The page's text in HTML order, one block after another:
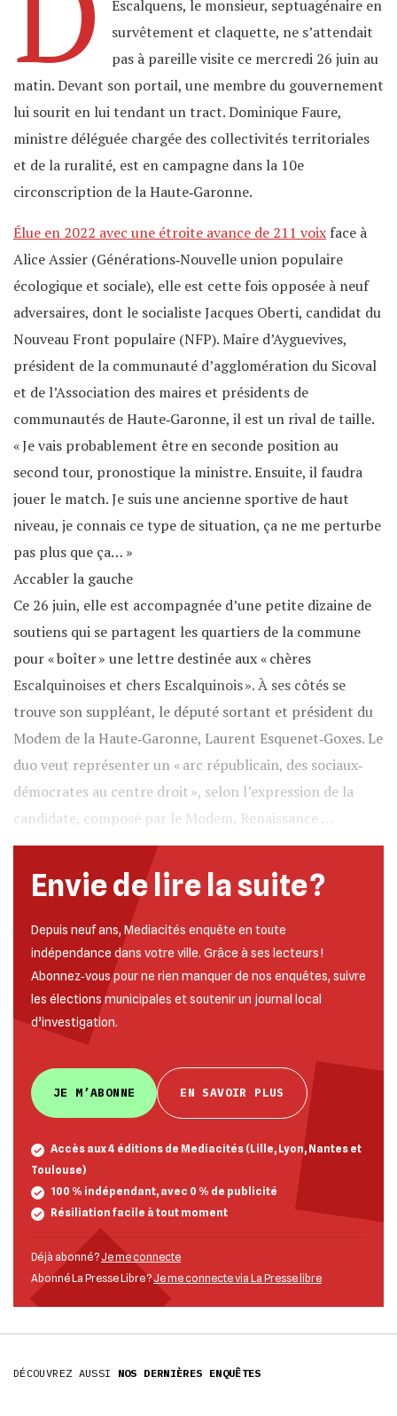
Escalquens, le monsieur, septuagénaire en
survêtement et claquette, ne s’attendait
pas à pareille visite ce mercredi 26 juin au
matin. Devant son portail, une membre du gouvernement
lui sourit en lui tendant un tract. Dominique Faure,
ministre déléguée chargée des collectivités territoriales
et de la ruralité, est en campagne dans la 10e
circonscription de la Haute‐Garonne.
Élue en 2022 avec une étroite avance de 211 voix face à
Alice Assier (Générations‐Nouvelle union populaire
écologique et sociale), elle est cette fois opposée à neuf
adversaires, dont le socialiste Jacques Oberti, candidat du
Nouveau Front populaire (NFP). Maire d’Ayguevives,
président de la communauté d’agglomération du Sicoval
et de l’Association des maires et présidents de
communautés de Haute‐Garonne, il est un rival de taille.
« Je vais probablement être en seconde position au
second tour, pronostique la ministre. Ensuite, il faudra
jouer le match. Je suis une ancienne sportive de haut
niveau, je connais ce type de situation, ça ne me perturbe
pas plus que ça… »
Accabler la gauche
Ce 26 juin, elle est accompagnée d’une petite dizaine de
soutiens qui se partagent les quartiers de la commune
pour « boîter » une lettre destinée aux « chères
Escalquinoises et chers Escalquinois ». À ses côtés se
trouve son suppléant, le député sortant et président du
Modem de la Haute‐Garonne, Laurent Esquenet‐Goxes. Le
duo veut représenter un « arc républicain, des sociaux‐
démocrates au centre droit », selon l’expression de la
candidate, composé par le Modem, Renaissance …
Envie de lire la suite ?
Depuis neuf ans, Mediacités enquête en toute
indépendance dans votre ville. Grâce à ses lecteurs !
Abonnez‐vous pour ne rien manquer de nos enquêtes, suivre
les élections municipales et soutenir un journal local
d’investigation.
JE M’ABONNE EN SAVOIR PLUS
Accès aux 4 éditions de Mediacités (Lille, Lyon, Nantes et
Toulouse)
100 % indépendant, avec 0 % de publicité
Résiliation facile à tout moment
Déjà abonné ? Je me connecte
Abonné La Presse Libre ?Je me connecte via La Presse libre
DÉCOUVREZ AUSSI NOS DERNIÈRES ENQUÊTES